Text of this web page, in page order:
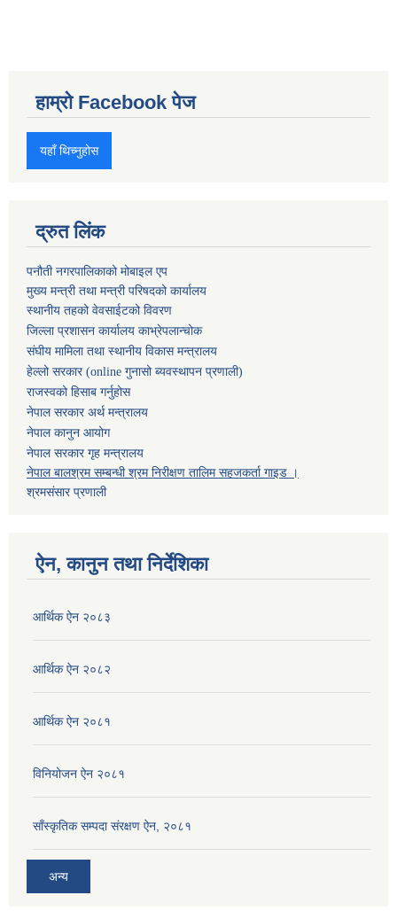
हाम्रो Facebook पेज
यहाँ थिच्नुहोस
द्रुत लिंक
पनौती नगरपालिकाको मोबाइल एप
मुख्य मन्त्री तथा मन्त्री परिषदको कार्यालय
स्थानीय तहको वेवसाईटको विवरण
जिल्ला प्रशासन कार्यालय काभ्रेपलान्चोक
संघीय मामिला तथा स्थानीय विकास मन्त्रालय
हेल्लो सरकार (online गुनासो ब्यवस्थापन प्रणाली)
राजस्वको हिसाब गर्नुहोस
नेपाल सरकार अर्थ मन्त्रालय
नेपाल कानुन आयोग
नेपाल सरकार गृह मन्त्रालय
नेपाल बालश्रम सम्बन्धी श्रम निरीक्षण तालिम सहजकर्ता गाइड ।
श्रमसंसार प्रणाली
ऐन, कानुन तथा निर्देशिका
आर्थिक ऐन २०८३
आर्थिक ऐन २०८२
आर्थिक ऐन २०८१
विनियोजन ऐन २०८१
साँस्कृतिक सम्पदा संरक्षण ऐन, २०८१
अन्य